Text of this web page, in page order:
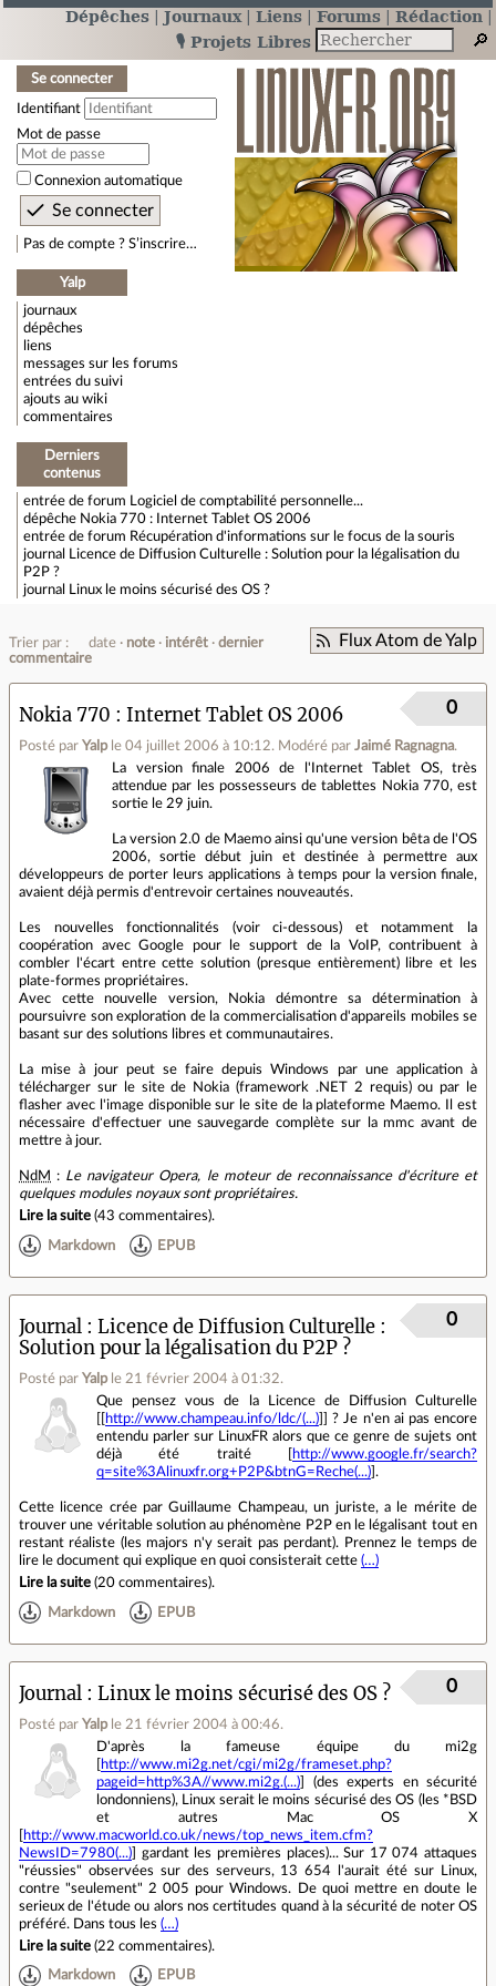
Dépêches Journaux Liens Forums
Rédaction
🎙️ Projets Libres
Se connecter
Identifiant
Mot de passe
Connexion automatique
Pas de compte ? S’inscrire…
Yalp
journaux
dépêches
liens
messages sur les forums
entrées du suivi
ajouts au wiki
commentaires
Derniers
contenus
entrée de forum
Logiciel de comptabilité personnelle...
dépêche Nokia 770 : Internet Tablet OS 2006
entrée de forum Récupération d'informations sur le focus de la souris
journal
Licence de Diffusion Culturelle : Solution pour la légalisation du
P2P ?
journal
Linux le moins sécurisé des OS ?
Flux Atom de Yalp
Trier par : date note intérêt
dernier
commentaire
Nokia 770 : Internet Tablet OS 2006
Posté par Yalp le 04 juillet 2006 à 10:12. Modéré par Jaimé Ragnagna.
0
La version finale 2006 de l'Internet Tablet OS, très
attendue par les possesseurs de tablettes Nokia 770, est
sortie le 29 juin.
La version 2.0 de Maemo ainsi qu'une version bêta de l'OS
2006, sortie début juin et destinée à permettre aux
développeurs de porter leurs applications à temps pour la version finale,
avaient déjà permis d'entrevoir certaines nouveautés.
Les nouvelles fonctionnalités (voir ci-dessous) et notamment la
coopération avec Google pour le support de la VoIP, contribuent à
combler l'écart entre cette solution (presque entièrement) libre et les
plate-formes propriétaires.
Avec cette nouvelle version, Nokia démontre sa détermination à
poursuivre son exploration de la commercialisation d'appareils mobiles se
basant sur des solutions libres et communautaires.
La mise à jour peut se faire depuis Windows par une application à
télécharger sur le site de Nokia (framework .NET 2 requis) ou par le
flasher avec l'image disponible sur le site de la plateforme Maemo. Il est
nécessaire d'effectuer une sauvegarde complète sur la mmc avant de
mettre à jour.
NdM : Le navigateur Opera, le moteur de reconnaissance d'écriture et
quelques modules noyaux sont propriétaires.
Lire la suite (43 commentaires).
Markdown EPUB
Journal
Licence de Diffusion Culturelle :
Solution pour la légalisation du P2P ?
Posté par Yalp le 21 février 2004 à 01:32.
0
Que pensez vous de la Licence de Diffusion Culturelle
http://www.champeau.info/ldc/(...) ]] ? Je n'en ai pas encore
entendu parler sur LinuxFR alors que ce genre de sujets ont
déjà été traité [
http://www.google.fr/search?
q=site%3Alinuxfr.org+P2P&btnG=Reche(...) ].
Cette licence crée par Guillaume Champeau, un juriste, a le mérite de
trouver une véritable solution au phénomène P2P en le légalisant tout en
restant réaliste (les majors n'y serait pas perdant). Prennez le temps de
lire le document qui explique en quoi consisterait cette (…)
Lire la suite (20 commentaires).
Markdown EPUB
Journal Linux le moins sécurisé des OS ?
Posté par Yalp le 21 février 2004 à 00:46.
0
D'après la fameuse équipe du mi2g
http://www.mi2g.net/cgi/mi2g/frameset.php?
pageid=http%3A//www.mi2g.(...) ] (des experts en sécurité
londonniens), Linux serait le moins sécurisé des OS (les *BSD
et autres Mac OS X
http://www.macworld.co.uk/news/top_news_item.cfm?
NewsID=7980(...) ] gardant les premières places)... Sur 17 074 attaques
"réussies" observées sur des serveurs, 13 654 l'aurait été sur Linux,
contre "seulement" 2 005 pour Windows. De quoi mettre en doute le
serieux de l'étude ou alors nos certitudes quand à la sécurité de noter OS
préféré. Dans tous les (…)
Lire la suite (22 commentaires).
Markdown EPUB